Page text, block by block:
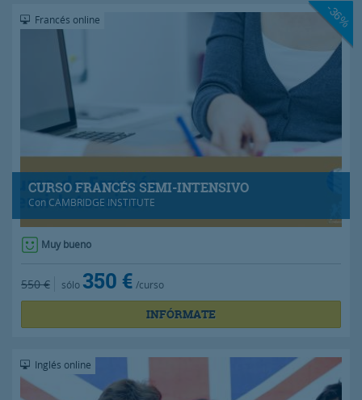
CURSO FRANCÉS SEMI-INTENSIVO
Con CAMBRIDGE INSTITUTE
Francés online -36%
Muy bueno
550 € sólo 350 € /curso
INFÓRMATE
Inglés online